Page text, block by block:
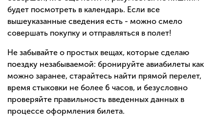
будет посмотреть в календарь. Если все
вышеуказанные сведения есть - можно смело
совершать покупку и отправляться в полет!
Не забывайте о простых вещах, которые сделаю
поездку незабываемой: бронируйте авиабилеты как
можно заранее, старайтесь найти прямой перелет,
время стыковки не более 6 часов, и безусловно
проверяйте правильность введенных данных в
процессе оформления билета.